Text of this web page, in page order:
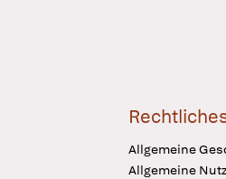
Logo
Allgemeine
Allgemeine